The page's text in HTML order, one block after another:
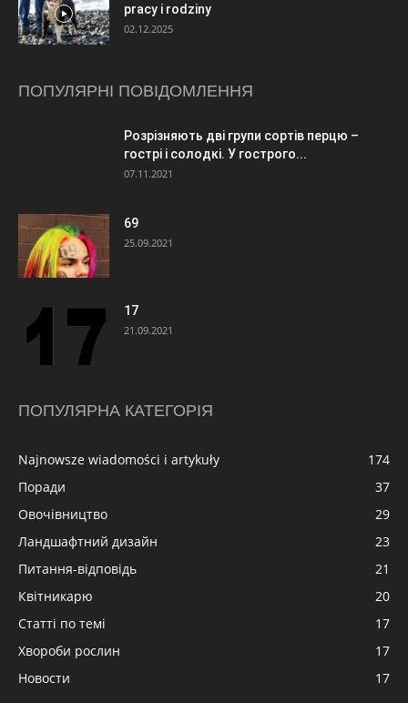
pracy i rodziny
02.12.2025
ПОПУЛЯРНІ ПОВІДОМЛЕННЯ
Розрізняють дві групи сортів перцю –
гострі і солодкі. У гострого...
07.11.2021
69
25.09.2021
17
21.09.2021
ПОПУЛЯРНА КАТЕГОРІЯ
Najnowsze wiadomości i artykuły
174
Поради
37
Овочівництво
29
Ландшафтний дизайн
23
Питання-відповідь
21
Квітникарю
20
Статті по темі
17
Хвороби рослин
17
Новости
17